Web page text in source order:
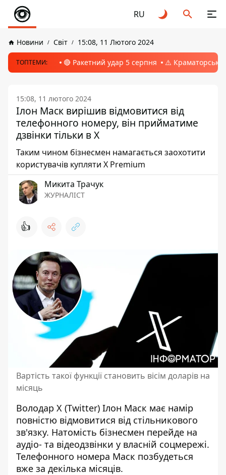
RU
Новини Світ 15:08, 11 Лютого 2024
ТОПТЕМИ: 🔴 Ракетний удар 5 серпня ⚠️ Краматорськ,
15:08, 11 лютого 2024
Ілон Маск вирішив відмовитися від
телефонного номеру, він прийматиме
дзвінки тільки в Х
Таким чином бізнесмен намагається заохотити
користувачів купляти X Premium
Микита Трачук
ЖУРНАЛІСТ
👍
Вартість такої функції становить вісім доларів на
місяць
Володар Х (Twitter) Ілон Маск має намір
повністю відмовитися від стільникового
зв'язку. Натомість бізнесмен перейде на
аудіо- та відеодзвінки у власній соцмережі.
Телефонного номера Маск позбудеться
вже за декілька місяців.